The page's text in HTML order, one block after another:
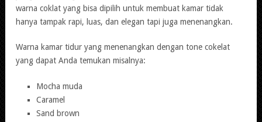
warna coklat yang bisa dipilih untuk membuat kamar tidak
hanya tampak rapi, luas, dan elegan tapi juga menenangkan.
Warna kamar tidur yang menenangkan dengan tone cokelat
yang dapat Anda temukan misalnya:
Mocha muda
Caramel
Sand brown